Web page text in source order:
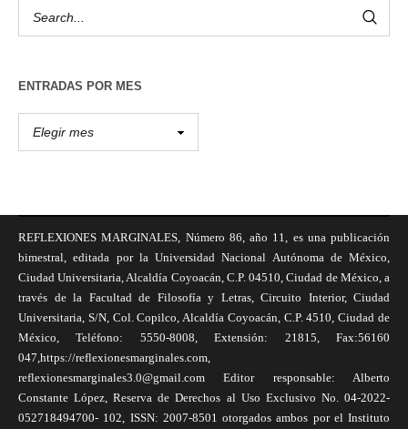
ENTRADAS POR MES
REFLEXIONES MARGINALES, Número 86, año 11, es una publicación
bimestral, editada por la Universidad Nacional Autónoma de México,
Ciudad Universitaria, Alcaldía Coyoacán, C.P. 04510, Ciudad de México, a
través de la Facultad de Filosofía y Letras, Circuito Interior, Ciudad
Universitaria, S/N, Col. Copilco, Alcaldía Coyoacán, C.P. 4510, Ciudad de
México, Teléfono: 5550-8008, Extensión: 21815, Fax:56160
047,https://reflexionesmarginales.com,
reflexionesmarginales3.0@gmail.com Editor responsable: Alberto
Constante López, Reserva de Derechos al Uso Exclusivo No. 04-2022-
052718494700- 102, ISSN: 2007-8501 otorgados ambos por el Instituto